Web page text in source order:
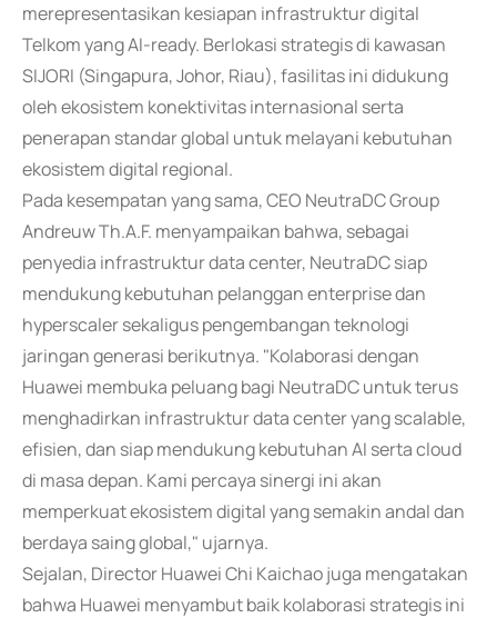
merepresentasikan kesiapan infrastruktur digital
Telkom yang AI-ready. Berlokasi strategis di kawasan
SIJORI (Singapura, Johor, Riau), fasilitas ini didukung
oleh ekosistem konektivitas internasional serta
penerapan standar global untuk melayani kebutuhan
ekosistem digital regional.
Pada kesempatan yang sama, CEO NeutraDC Group
Andreuw Th.A.F. menyampaikan bahwa, sebagai
penyedia infrastruktur data center, NeutraDC siap
mendukung kebutuhan pelanggan enterprise dan
hyperscaler sekaligus pengembangan teknologi
jaringan generasi berikutnya. "Kolaborasi dengan
Huawei membuka peluang bagi NeutraDC untuk terus
menghadirkan infrastruktur data center yang scalable,
efisien, dan siap mendukung kebutuhan AI serta cloud
di masa depan. Kami percaya sinergi ini akan
memperkuat ekosistem digital yang semakin andal dan
berdaya saing global," ujarnya.
Sejalan, Director Huawei Chi Kaichao juga mengatakan
bahwa Huawei menyambut baik kolaborasi strategis ini